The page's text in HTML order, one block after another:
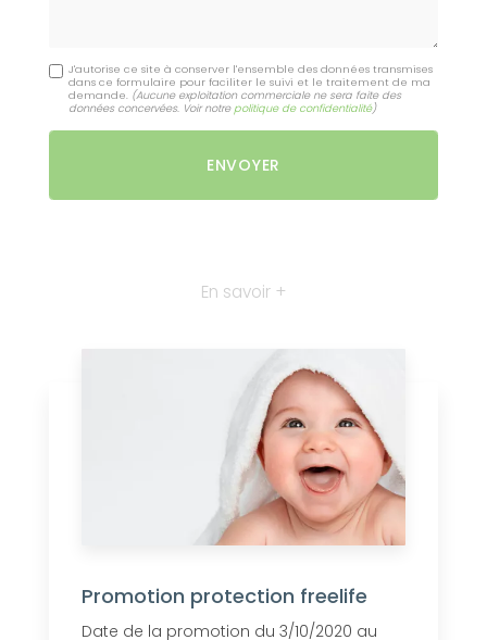
J'autorise ce site à conserver l'ensemble des données transmises
dans ce formulaire pour faciliter le suivi et le traitement de ma
demande. (Aucune exploitation commerciale ne sera faite des
données concervées. Voir notre politique de confidentialité)
En savoir +
Promotion protection freelife
Date de la promotion du 3/10/2020 au